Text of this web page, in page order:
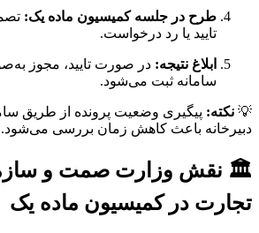
طرح در جلسه کمیسیون ماده یک:
تایید یا رد درخواست.
ابلاغ نتیجه: در صورت تایید، مجوز
سامانه ثبت می‌شود.
💡 نکته: پیگیری وضعیت پرونده از طریق
دبیرخانه باعث کاهش زمان بررسی می‌شود.
🏛️ نقش وزارت صمت و
تجارت در کمیسیون ماده یک